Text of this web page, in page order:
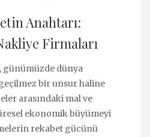
Anahtarı:
Firmaları
günümüzde dünya
bir unsur haline
arasındaki mal ve
ekonomik büyümeyi
rekabet gücünü